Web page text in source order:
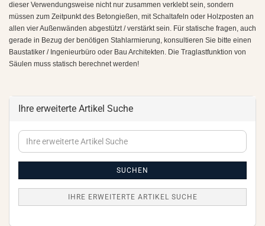
dieser Verwendungsweise nicht nur zusammen verklebt sein, sondern
müssen zum Zeitpunkt des Betongießen, mit Schaltafeln oder Holzposten an
allen vier Außenwänden abgestützt / verstärkt sein. Für statische fragen, auch
gerade in Bezug der benötigen Stahlarmierung, konsultieren Sie bitte einen
Baustatiker / Ingenieurbüro oder Bau Architekten. Die Traglastfunktion von
Säulen muss statisch berechnet werden!
Ihre erweiterte Artikel Suche
Ihre
erweiterte
Artikel
SUCHEN
IHRE ERWEITERTE ARTIKEL SUCHE